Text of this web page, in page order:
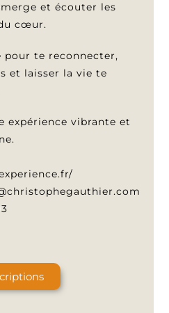
et écouter les
cœur.
pour te reconnecter,
et laisser la vie te
expérience vibrante et